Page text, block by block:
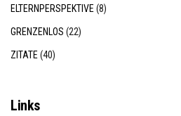
ELTERNPERSPEKTIVE (8)
GRENZENLOS (22)
ZITATE (40)
Links